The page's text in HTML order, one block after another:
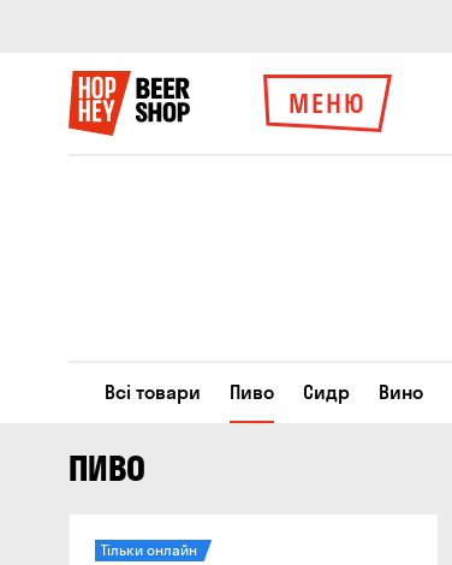
МЕНЮ
Всі товари Пиво Сидр Вино
ПИВО
Тільки онлайн